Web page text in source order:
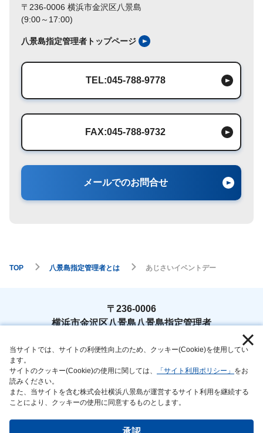
〒236-0006 横浜市金沢区八景島
(9:00～17:00)
八景島指定管理者トップページ
TEL:045-788-9778
FAX:045-788-9732
メールでのお問合せ
TOP 八景島指定管理者とは あじさいイベントデー
当サイトでは、サイトの利便性向上のため、クッキー(Cookie)を使用してい
ます。
サイトのクッキー(Cookie)の使用に関しては、
「サイト利用ポリシー」 をお
読みください。
また、当サイトを含む株式会社横浜八景島が運営するサイト利用を継続する
ことにより、クッキーの使用に同意するものとします。
〒236-0006
横浜市金沢区八景島八景島指定管理者
サイトマップ
指定管理者選定評価委員会評